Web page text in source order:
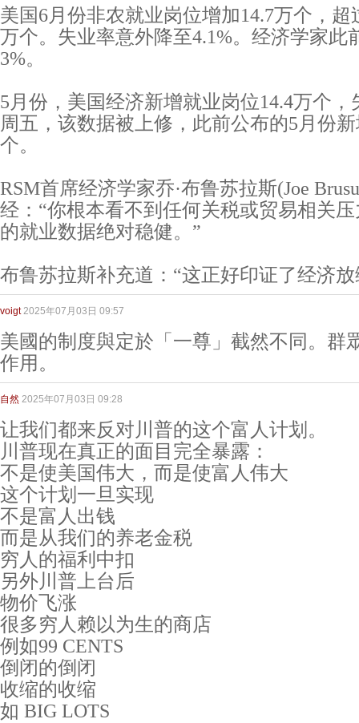
美国6月份非农就业岗位增加14.7万个，超
万个。失业率意外降至4.1%。经济学家此
3%。
5月份，美国经济新增就业岗位14.4万个，
周五，该数据被上修，此前公布的5月份
个。
RSM首席经济学家乔·布鲁苏拉斯(Joe
经：“你根本看不到任何关税或贸易相关
的就业数据绝对稳健。”
布鲁苏拉斯补充道：“这正好印证了经济
voigt 2025年07月03日 09:57
美國的制度與定於「一尊」截然不同。群
作用。
自然 2025年07月03日 09:28
让我们都来反对川普的这个富人计划。
川普现在真正的面目完全暴露：
不是使美国伟大，而是使富人伟大
这个计划一旦实现
不是富人出钱
而是从我们的养老金税
穷人的福利中扣
另外川普上台后
物价飞涨
很多穷人赖以为生的商店
例如99 CENTS
倒闭的倒闭
收缩的收缩
如 BIG LOTS